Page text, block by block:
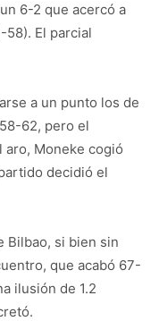
6-2 que acercó a
El parcial
a un punto los de
62, pero el
aro, Moneke cogió
decidió el
Bilbao, si bien sin
que acabó 67-
ilusión de 1.2